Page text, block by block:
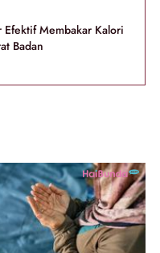
Efektif Membakar Kalori
Badan